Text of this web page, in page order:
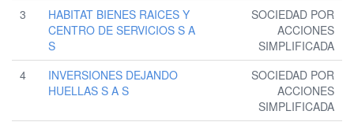
3
HABITAT BIENES RAICES Y
CENTRO DE SERVICIOS S A
S
SOCIEDAD POR
ACCIONES
SIMPLIFICADA
4
INVERSIONES DEJANDO
HUELLAS S A S
SOCIEDAD POR
ACCIONES
SIMPLIFICADA